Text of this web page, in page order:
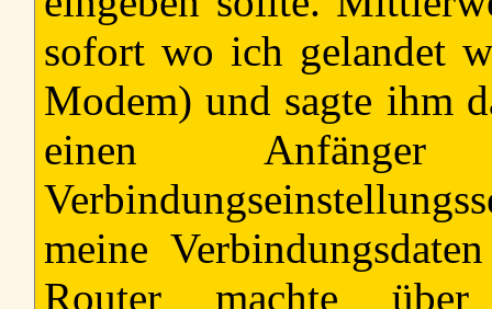
sofort wo ich gelandet
Modem) und sagte ihm
einen
meine
Router machte